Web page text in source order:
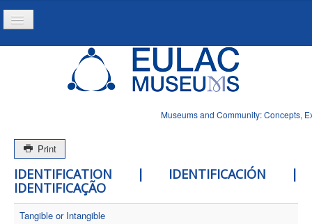
Museums and Community: Concepts,
Toggle
Navigation
Print
IDENTIFICATION | IDENTIFICACIÓN |
IDENTIFICAÇÃO
Tangible or Intangible